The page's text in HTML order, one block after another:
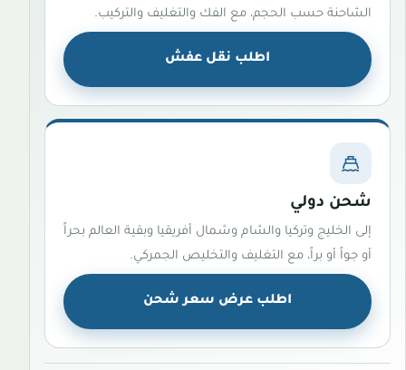
الشاحنة حسب الحجم، مع الفك والتغليف والتركيب.
اطلب نقل عفش
شحن دولي
إلى الخليج وتركيا والشام وشمال أفريقيا وبقية العالم بحراً
أو جواً أو براً، مع التغليف والتخليص الجمركي.
اطلب عرض سعر شحن